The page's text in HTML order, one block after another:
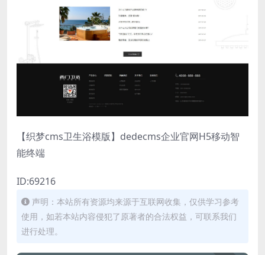
【织梦cms卫生浴模版】dedecms企业官网H5移动智
能终端
ID:69216
声明：本站所有资源均来源于互联网收集，仅供学习参考
使用，如若本站内容侵犯了原著者的合法权益，可联系我们
进行处理。